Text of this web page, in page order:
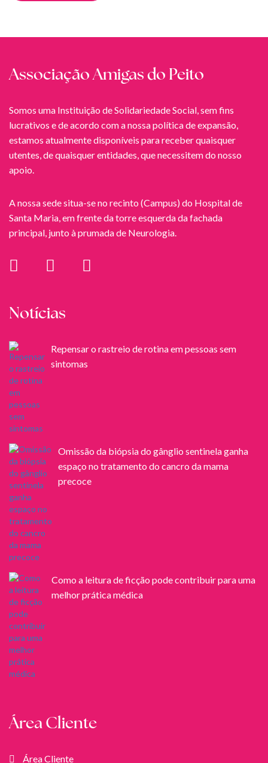
Associação Amigas do Peito
Somos uma Instituição de Solidariedade Social, sem fins
lucrativos e de acordo com a nossa política de expansão,
estamos atualmente disponíveis para receber quaisquer
utentes, de quaisquer entidades, que necessitem do nosso
apoio.
A nossa sede situa-se no recinto (Campus) do Hospital de
Santa Maria, em frente da torre esquerda da fachada
principal, junto à prumada de Neurologia.
Notícias
Repensar o rastreio de rotina em pessoas sem
sintomas
Omissão da biópsia do gânglio sentinela ganha
espaço no tratamento do cancro da mama
precoce
Como a leitura de ficção pode contribuir para uma
melhor prática médica
Área Cliente
Área Cliente